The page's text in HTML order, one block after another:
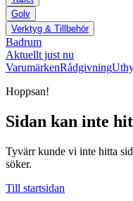
Golv
Verktyg & Tillbehör
Badrum
Aktuellt just nu
VarumärkenRådgivning
Hoppsan!
Sidan kan inte
Tyvärr kunde vi inte hitta
söker.
Till startsidan